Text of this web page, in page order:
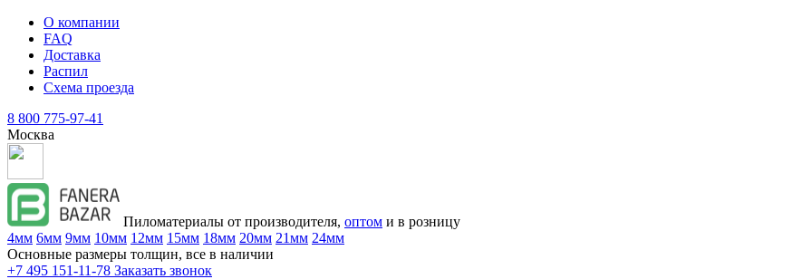
О компании
FAQ
Доставка
Распил
Схема проезда
8 800 775-97-41
Москва
Пиломатериалы от производителя, оптом и в розницу
4мм 6мм 9мм 10мм 12мм 15мм 18мм 20мм 21мм 24мм
Основные размеры толщин, все в наличии
+7 495 151-11-78 Заказать звонок